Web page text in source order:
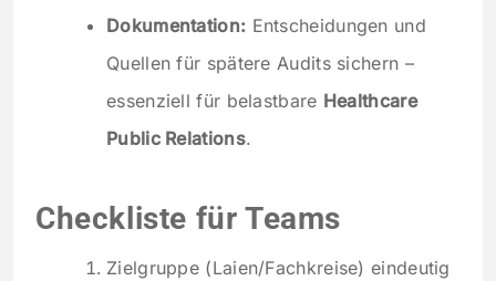
Dokumentation: Entscheidungen und
Quellen für spätere Audits sichern –
essenziell für belastbare Healthcare
Public Relations.
Checkliste für Teams
Zielgruppe (Laien/Fachkreise) eindeutig